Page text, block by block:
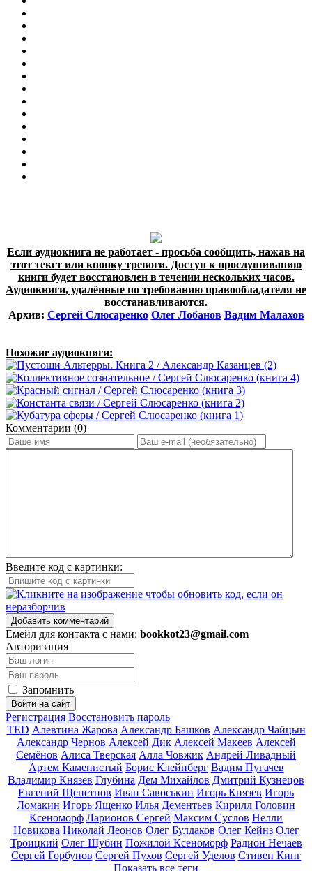
Если аудиокнига не работает - просьба сообщить, нажав на
этот текст или кнопку тревоги. Доступ к прослушиванию
книги будет восстановлен в течении нескольких часов.
Аудиокниги, удалённые по требованию правообладателя не
восстанавливаются.
Архив: Сергей Слюсаренко Олег Лобанов Вадим Малахов
Похожие аудиокниги:
Комментарии (0)
Введите код с картинки:
Добавить комментарий
Емейл для контакта с нами: bookkot23@gmail.com
Авторизация
Запомнить
Войти на сайт
Регистрация Восстановить пароль
TED Алевтина Жарова Александр Башков Александр Чайцын
Александр Чернов Алексей Дик Алексей Макеев Алексей
Семёнов Алиса Тверская Алла Човжик Андрей Ливадный
Артем Каменистый Борис Клейнберг Вадим Пугачев
Владимир Князев Глубина Дем Михайлов Дмитрий Кузнецов
Евгений Щепетнов Иван Савоськин Игорь Князев Игорь
Ломакин Игорь Ященко Илья Дементьев Кирилл Головин
Ксеноморф Ларионов Сергей Максим Суслов Нелли
Новикова Николай Леонов Олег Булдаков Олег Кейнз Олег
Троицкий Олег Шубин Пожилой Ксеноморф Радион Нечаев
Сергей Горбунов Сергей Пухов Сергей Уделов Стивен Кинг
Показать все теги